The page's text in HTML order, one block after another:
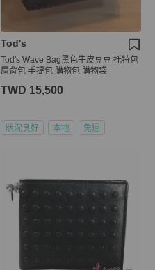
Tod's
Tod's Wave Bag黑色牛皮豆豆 托特包
肩背包 手提包 購物包 購物袋
TWD 15,500
狀況良好 本地 免運